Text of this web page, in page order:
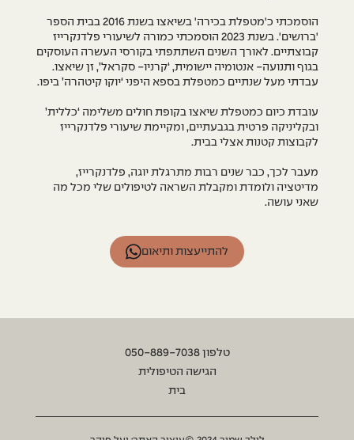
הוסמכתי כ'מטפלת בכירה' בשיאצו בשנת 2016 בבית הספר
'ברושים'. בשנת 2023 הוסמכתי כמורה לשיעורי פלדנקרייז
קבוצתיים. לאורך השנים השתתפתי בקורסי העשרה העוסקים
בגוף ותנועה- אנטומיה יישומית, ‘קרניו- סקראל’, זן שיאצו.
עבדתי מעל שנתיים כמטפלת בספא היפני ‘יוקו קיטהרה’ ביפו.
עובדת כיום כמטפלת שיאצו בקופת חולים משלימה ‘כללית’
ובקליניקה פרטית בגבעתיים, ומקיימת שיעורי פלדנקרייז
לקבוצות קטנות אצלי בבית.
מעבר לכך, כבר שנים רבות מתרגלת יוגה, פלדנקרייז,
מדיטציה ולומדת ומקבלת השראה לטיפולים שלי מכל מה
שאני עושה.
להתייעצות ותיאום
טלפון 050-889-7038
הגישה הטיפולית
בית